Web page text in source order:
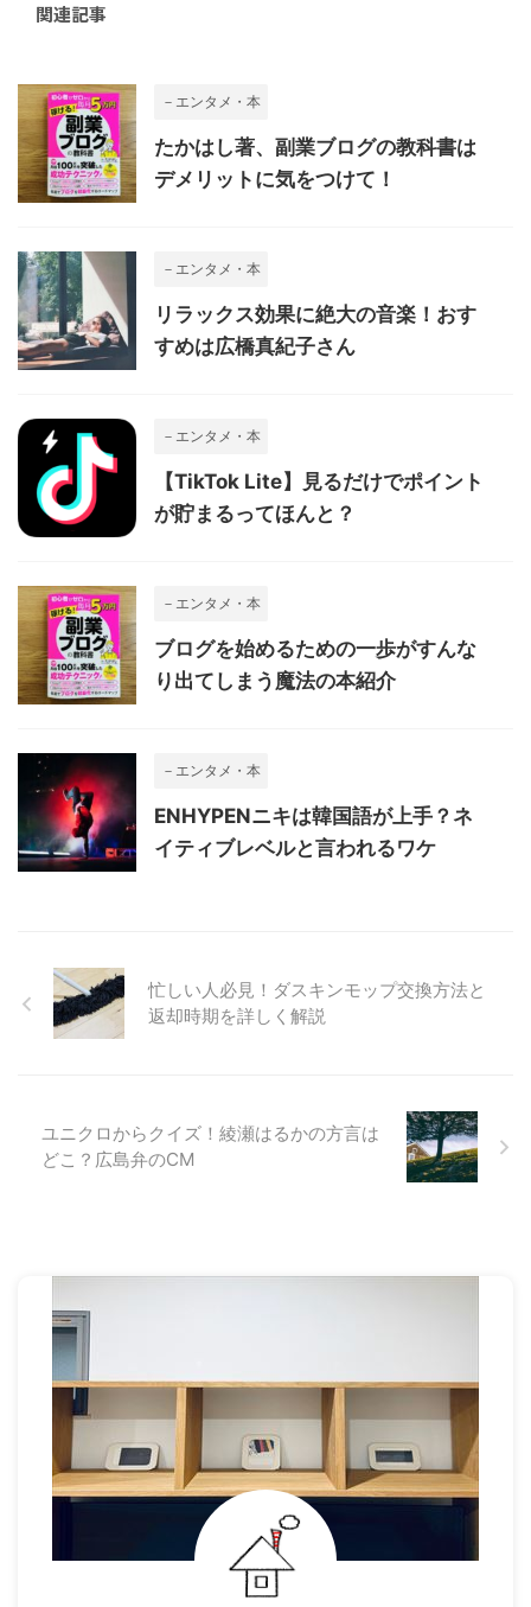
関連記事
－エンタメ・本
たかはし著、副業ブログの教科書は
デメリットに気をつけて！
－エンタメ・本
リラックス効果に絶大の音楽！おす
すめは広橋真紀子さん
－エンタメ・本
【TikTok Lite】見るだけでポイント
が貯まるってほんと？
－エンタメ・本
ブログを始めるための一歩がすんな
り出てしまう魔法の本紹介
－エンタメ・本
ENHYPENニキは韓国語が上手？ネ
イティブレベルと言われるワケ
忙しい人必見！ダスキンモップ交換方法と
返却時期を詳しく解説
ユニクロからクイズ！綾瀬はるかの方言は
どこ？広島弁のCM